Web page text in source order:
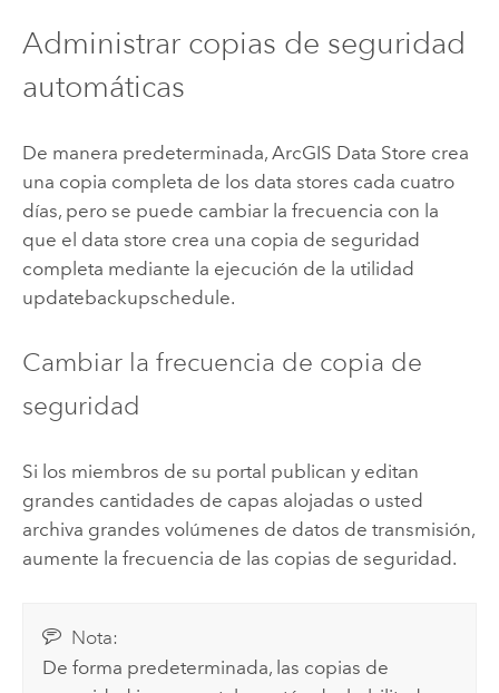
Administrar copias de seguridad
automáticas
De manera predeterminada, ArcGIS Data Store crea
una copia completa de los data stores cada cuatro
días, pero se puede cambiar la frecuencia con la
que el data store crea una copia de seguridad
completa mediante la ejecución de la utilidad
updatebackupschedule.
Cambiar la frecuencia de copia de
seguridad
Si los miembros de su portal publican y editan
grandes cantidades de capas alojadas o usted
archiva grandes volúmenes de datos de transmisión,
aumente la frecuencia de las copias de seguridad.
Nota:
De forma predeterminada, las copias de